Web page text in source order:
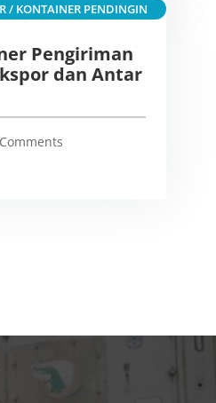
Pengiriman
dan Antar
/ KONTAINER PENDINGIN